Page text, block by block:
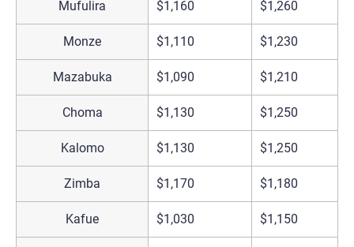
Mufulira $1,160 $1,260
Monze $1,110 $1,230
Mazabuka $1,090 $1,210
Choma $1,130 $1,250
Kalomo $1,130 $1,250
Zimba $1,170 $1,180
Kafue $1,030 $1,150